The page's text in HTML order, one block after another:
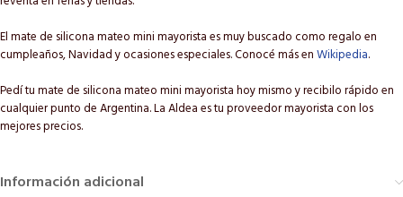
El mate de silicona mateo mini mayorista es muy buscado como regalo en
cumpleaños, Navidad y ocasiones especiales. Conocé más enWikipedia.
Pedí tu mate de silicona mateo mini mayorista hoy mismo y recibilo rápido en
cualquier punto de Argentina. La Aldea es tu proveedor mayorista con los
mejores precios.
Información adicional